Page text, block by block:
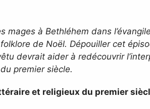
mages à Bethléhem dans
de Noël. Dépouiller cet
devrait aider à redécouvrir
premier siècle.
et religieux du premier